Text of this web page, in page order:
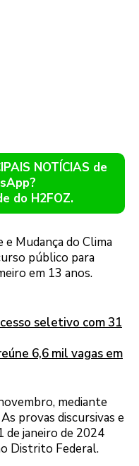
NOTÍCIAS de
do H2FOZ.
Mudança do Clima
público para
em 13 anos.
seletivo com 31
6,6 mil vagas em
mediante
provas discursivas e
de janeiro de 2024
Distrito Federal.